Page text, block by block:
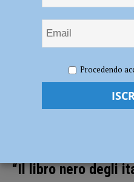
assassinati in Russia più
PalabancaEventi il volume “Il
“Gli antifascisti
“Il libro nero degli
Procedendo